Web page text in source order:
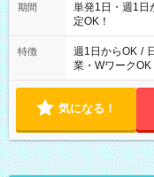
期間
単発1日・週1
定OK！
特徴 週1日からOK /
業・WワークOK
気になる！